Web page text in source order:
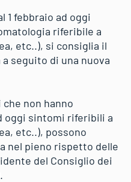
1 febbraio ad oggi
riferibile a
etc..), si consiglia il
seguito di una nuova
non hanno
oggi sintomi riferibili a
etc..), possono
nel pieno rispetto delle
del Consiglio dei